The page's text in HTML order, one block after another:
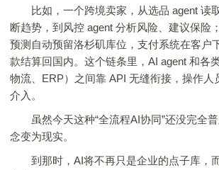
比如，一个跨境卖家，从选品 agent 读取
断趋势，到风控 agent 分析风险、建议保险
预测自动预留洛杉矶库位，支付系统在客户
款结算回国内。这个链条里，AI agent 和各
物流、ERP）之间靠 API 无缝衔接，操作人
介入。
虽然今天这种“全流程AI协同”还没完全
念变为现实。
到那时，AI将不再只是企业的点子库，